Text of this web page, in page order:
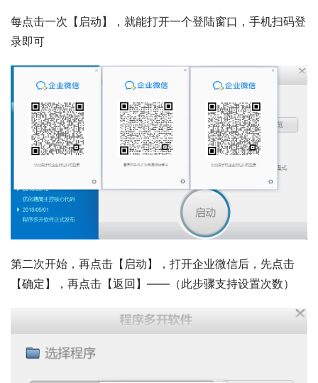
每点击一次【启动】，就能打开一个登陆窗口，手机扫码登
录即可
第二次开始，再点击【启动】，打开企业微信后，先点击
【确定】，再点击【返回】——（此步骤支持设置次数）